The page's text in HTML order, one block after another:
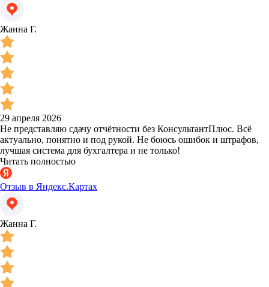
Жанна Г.
29 апреля 2026
Не представляю сдачу отчётности без КонсультантПлюс. Всё
актуально, понятно и под рукой. Не боюсь ошибок и штрафов,
лучшая система для бухгалтера и не только!
Читать полностью
Отзыв в Яндекс.Картах
Жанна Г.